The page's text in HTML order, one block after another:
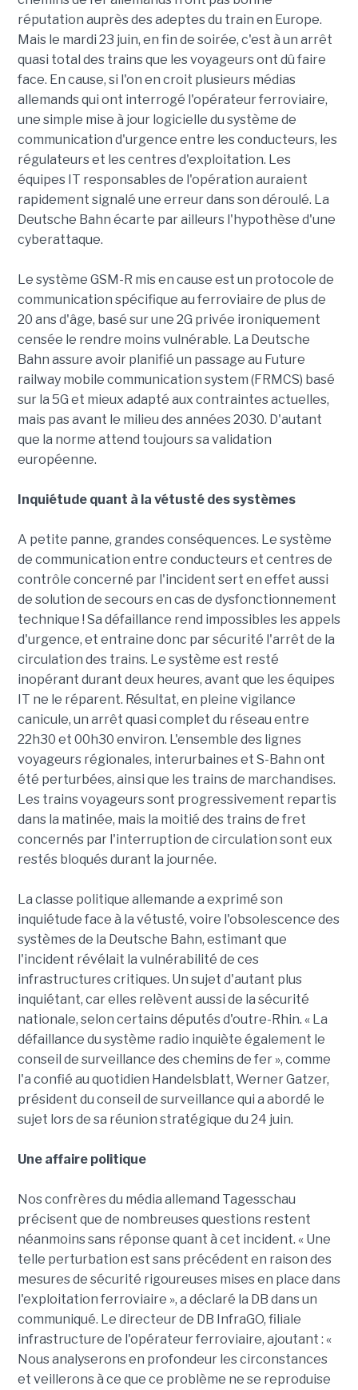
réputation auprès des adeptes du train en Europe.
Mais le mardi 23 juin, en fin de soirée, c'est à un arrêt
quasi total des trains que les voyageurs ont dû faire
face. En cause, si l'on en croit plusieurs médias
allemands qui ont interrogé l'opérateur ferroviaire,
une simple mise à jour logicielle du système de
communication d'urgence entre les conducteurs, les
régulateurs et les centres d'exploitation. Les
équipes IT responsables de l'opération auraient
rapidement signalé une erreur dans son déroulé. La
Deutsche Bahn écarte par ailleurs l'hypothèse d'une
cyberattaque.
Le système GSM-R mis en cause est un protocole de
communication spécifique au ferroviaire de plus de
20 ans d'âge, basé sur une 2G privée ironiquement
censée le rendre moins vulnérable. La Deutsche
Bahn assure avoir planifié un passage au Future
railway mobile communication system (FRMCS) basé
sur la 5G et mieux adapté aux contraintes actuelles,
mais pas avant le milieu des années 2030. D'autant
que la norme attend toujours sa validation
européenne.
Inquiétude quant à la vétusté des systèmes
A petite panne, grandes conséquences. Le système
de communication entre conducteurs et centres de
contrôle concerné par l'incident sert en effet aussi
de solution de secours en cas de dysfonctionnement
technique ! Sa défaillance rend impossibles les appels
d'urgence, et entraine donc par sécurité l'arrêt de la
circulation des trains. Le système est resté
inopérant durant deux heures, avant que les équipes
IT ne le réparent. Résultat, en pleine vigilance
canicule, un arrêt quasi complet du réseau entre
22h30 et 00h30 environ. L'ensemble des lignes
voyageurs régionales, interurbaines et S-Bahn ont
été perturbées, ainsi que les trains de marchandises.
Les trains voyageurs sont progressivement repartis
dans la matinée, mais la moitié des trains de fret
concernés par l'interruption de circulation sont eux
restés bloqués durant la journée.
La classe politique allemande a exprimé son
inquiétude face à la vétusté, voire l'obsolescence des
systèmes de la Deutsche Bahn, estimant que
l'incident révélait la vulnérabilité de ces
infrastructures critiques. Un sujet d'autant plus
inquiétant, car elles relèvent aussi de la sécurité
nationale, selon certains députés d'outre-Rhin. « La
défaillance du système radio inquiète également le
conseil de surveillance des chemins de fer », comme
l'a confié au quotidien Handelsblatt, Werner Gatzer,
président du conseil de surveillance qui a abordé le
sujet lors de sa réunion stratégique du 24 juin.
Une affaire politique
Nos confrères du média allemand Tagesschau
précisent que de nombreuses questions restent
néanmoins sans réponse quant à cet incident. « Une
telle perturbation est sans précédent en raison des
mesures de sécurité rigoureuses mises en place dans
l'exploitation ferroviaire », a déclaré la DB dans un
communiqué. Le directeur de DB InfraGO, filiale
infrastructure de l'opérateur ferroviaire, ajoutant : «
Nous analyserons en profondeur les circonstances
et veillerons à ce que ce problème ne se reproduise